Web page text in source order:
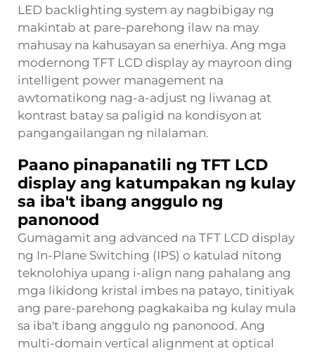
LED backlighting system ay nagbibigay ng
makintab at pare-parehong ilaw na may
mahusay na kahusayan sa enerhiya. Ang mga
modernong TFT LCD display ay mayroon ding
intelligent power management na
awtomatikong nag-a-adjust ng liwanag at
kontrast batay sa paligid na kondisyon at
pangangailangan ng nilalaman.
Paano pinapanatili ng TFT LCD
display ang katumpakan ng kulay
sa iba't ibang anggulo ng
panonood
Gumagamit ang advanced na TFT LCD display
ng In-Plane Switching (IPS) o katulad nitong
teknolohiya upang i-align nang pahalang ang
mga likidong kristal imbes na patayo, tinitiyak
ang pare-parehong pagkakaiba ng kulay mula
sa iba't ibang anggulo ng panonood. Ang
multi-domain vertical alignment at optical